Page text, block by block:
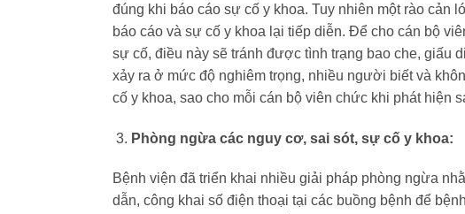
đúng khi báo cáo sự cố y khoa. Tuy nhiên một rào cản
báo cáo và sự cố y khoa lại tiếp diễn. Để cho cán bộ
sự cố, điều này sẽ tránh được tình trạng bao che, giấu
xảy ra ở mức độ nghiêm trọng, nhiều người biết và
cố y khoa, sao cho mỗi cán bộ viên chức khi phát hiện
Phòng ngừa các nguy cơ, sai sót, sự cố y khoa:
Bệnh viện đã triển khai nhiều giải pháp phòng ngừa
dẫn, công khai số điện thoại tại các buồng bệnh để